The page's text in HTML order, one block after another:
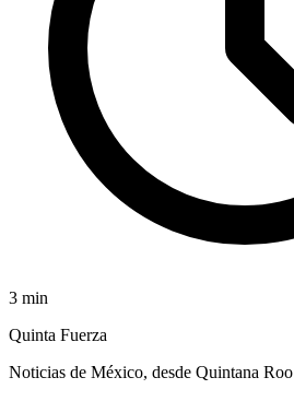
3 min
Quinta Fuerza
Noticias de México, desde Quintana Roo